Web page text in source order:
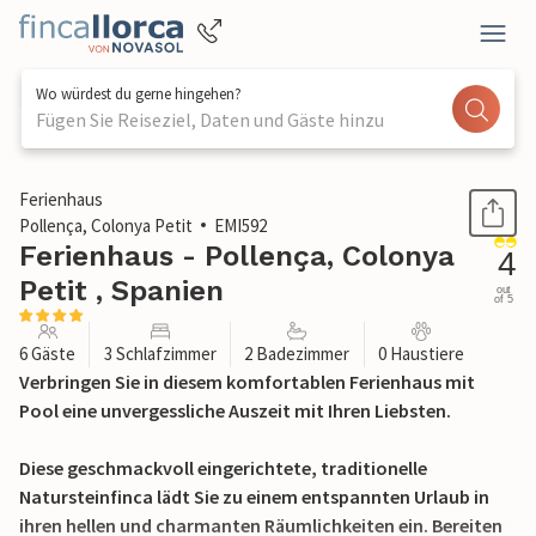
Wo würdest du gerne hingehen?
Fügen Sie Reiseziel, Daten und Gäste hinzu
1 / 28
Ferienhaus
Pollença, Colonya Petit
EMI592
Ferienhaus - Pollença, Colonya
Petit , Spanien
4
out
of 5
6 Gäste 3 Schlafzimmer 2 Badezimmer 0 Haustiere
Verbringen Sie in diesem komfortablen Ferienhaus mit
Pool eine unvergessliche Auszeit mit Ihren Liebsten.
Diese geschmackvoll eingerichtete, traditionelle
Natursteinfinca lädt Sie zu einem entspannten Urlaub in
ihren hellen und charmanten Räumlichkeiten ein. Bereiten